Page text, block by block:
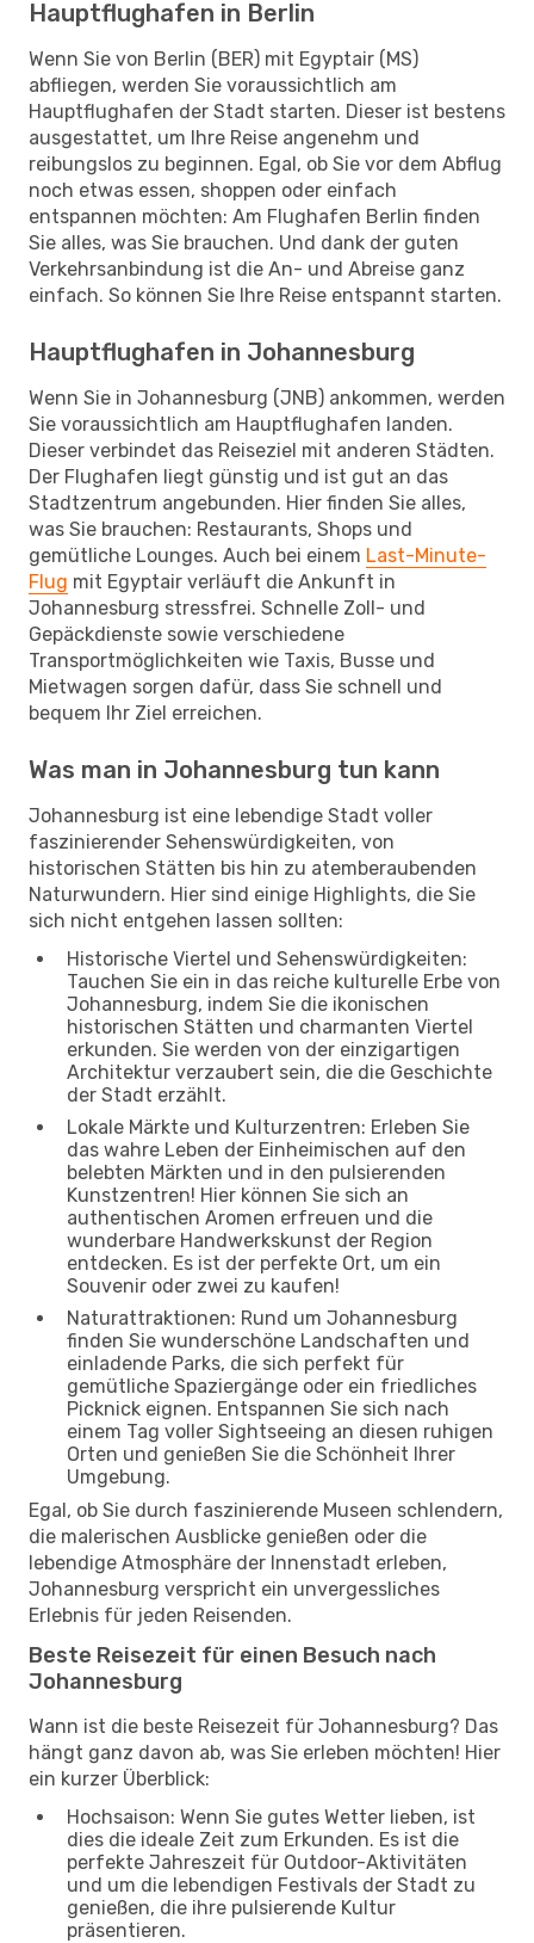
Hauptflughafen in Berlin
Wenn Sie von Berlin (BER) mit Egyptair (MS)
abfliegen, werden Sie voraussichtlich am
Hauptflughafen der Stadt starten. Dieser ist bestens
ausgestattet, um Ihre Reise angenehm und
reibungslos zu beginnen. Egal, ob Sie vor dem Abflug
noch etwas essen, shoppen oder einfach
entspannen möchten: Am Flughafen Berlin finden
Sie alles, was Sie brauchen. Und dank der guten
Verkehrsanbindung ist die An- und Abreise ganz
einfach. So können Sie Ihre Reise entspannt starten.
Hauptflughafen in Johannesburg
Wenn Sie in Johannesburg (JNB) ankommen, werden
Sie voraussichtlich am Hauptflughafen landen.
Dieser verbindet das Reiseziel mit anderen Städten.
Der Flughafen liegt günstig und ist gut an das
Stadtzentrum angebunden. Hier finden Sie alles,
was Sie brauchen: Restaurants, Shops und
gemütliche Lounges. Auch bei einem Last-Minute-
Flug mit Egyptair verläuft die Ankunft in
Johannesburg stressfrei. Schnelle Zoll- und
Gepäckdienste sowie verschiedene
Transportmöglichkeiten wie Taxis, Busse und
Mietwagen sorgen dafür, dass Sie schnell und
bequem Ihr Ziel erreichen.
Was man in Johannesburg tun kann
Johannesburg ist eine lebendige Stadt voller
faszinierender Sehenswürdigkeiten, von
historischen Stätten bis hin zu atemberaubenden
Naturwundern. Hier sind einige Highlights, die Sie
sich nicht entgehen lassen sollten:
Historische Viertel und Sehenswürdigkeiten:
Tauchen Sie ein in das reiche kulturelle Erbe von
Johannesburg, indem Sie die ikonischen
historischen Stätten und charmanten Viertel
erkunden. Sie werden von der einzigartigen
Architektur verzaubert sein, die die Geschichte
der Stadt erzählt.
Lokale Märkte und Kulturzentren: Erleben Sie
das wahre Leben der Einheimischen auf den
belebten Märkten und in den pulsierenden
Kunstzentren! Hier können Sie sich an
authentischen Aromen erfreuen und die
wunderbare Handwerkskunst der Region
entdecken. Es ist der perfekte Ort, um ein
Souvenir oder zwei zu kaufen!
Naturattraktionen: Rund um Johannesburg
finden Sie wunderschöne Landschaften und
einladende Parks, die sich perfekt für
gemütliche Spaziergänge oder ein friedliches
Picknick eignen. Entspannen Sie sich nach
einem Tag voller Sightseeing an diesen ruhigen
Orten und genießen Sie die Schönheit Ihrer
Umgebung.
Egal, ob Sie durch faszinierende Museen schlendern,
die malerischen Ausblicke genießen oder die
lebendige Atmosphäre der Innenstadt erleben,
Johannesburg verspricht ein unvergessliches
Erlebnis für jeden Reisenden.
Beste Reisezeit für einen Besuch nach
Johannesburg
Wann ist die beste Reisezeit für Johannesburg? Das
hängt ganz davon ab, was Sie erleben möchten! Hier
ein kurzer Überblick:
Hochsaison: Wenn Sie gutes Wetter lieben, ist
dies die ideale Zeit zum Erkunden. Es ist die
perfekte Jahreszeit für Outdoor-Aktivitäten
und um die lebendigen Festivals der Stadt zu
genießen, die ihre pulsierende Kultur
präsentieren.